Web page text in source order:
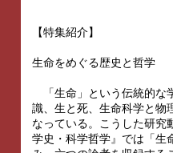
【特集紹介】
生命をめぐる歴史と哲学
「生命」という伝統的な
識、生と死、生命科学と物
なっている。こうした研究
学史・科学哲学』では「生